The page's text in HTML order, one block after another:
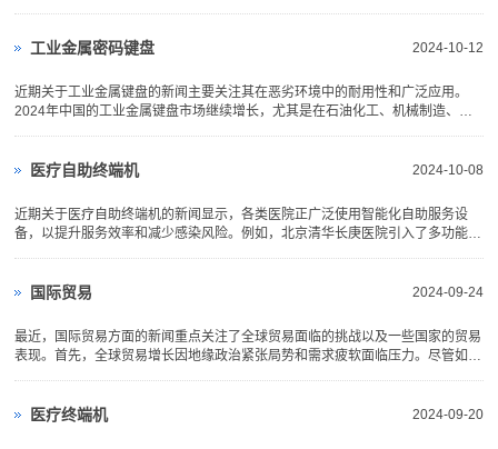
2024-10-12
工业金属密码键盘
近期关于工业金属键盘的新闻主要关注其在恶劣环境中的耐用性和广泛应用。
2024年中国的工业金属键盘市场继续增长，尤其是在石油化工、机械制造、交
定制化和高精度工业键盘的...
2024-10-08
医疗自助终端机
近期关于医疗自助终端机的新闻显示，各类医院正广泛使用智能化自助服务设
备，以提升服务效率和减少感染风险。例如，北京清华长庚医院引入了多功能自
式医疗自助机”更是引领...
2024-09-24
国际贸易
最近，国际贸易方面的新闻重点关注了全球贸易面临的挑战以及一些国家的贸易
表现。首先，全球贸易增长因地缘政治紧张局势和需求疲软面临压力。尽管如
由于进口增加，特别是在资...
2024-09-20
医疗终端机